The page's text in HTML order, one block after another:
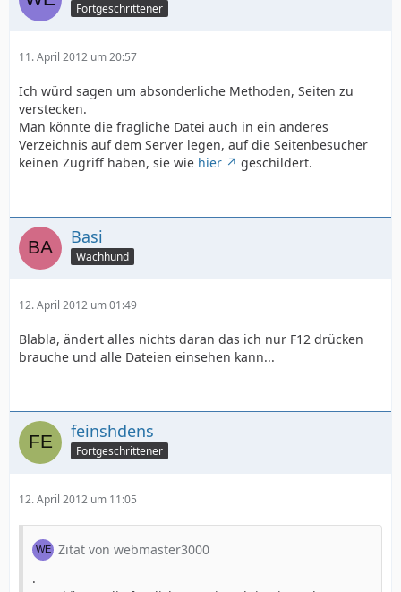
Fortgeschrittener
11. April 2012 um 20:57
Ich würd sagen um absonderliche Methoden, Seiten zu
verstecken.
Man könnte die fragliche Datei auch in ein anderes
Verzeichnis auf dem Server legen, auf die Seitenbesucher
keinen Zugriff haben, sie wie hier geschildert.
Basi
Wachhund
12. April 2012 um 01:49
Blabla, ändert alles nichts daran das ich nur F12 drücken
brauche und alle Dateien einsehen kann...
feinshdens
Fortgeschrittener
12. April 2012 um 11:05
Zitat von webmaster3000
.